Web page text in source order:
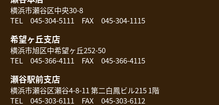
横浜市瀬谷区中央30-8
TEL 045-304-5111 FAX 045-304-1115
希望ヶ丘支店
横浜市旭区中希望ヶ丘252-50
TEL 045-366-4111 FAX 045-366-4115
瀬谷駅前支店
横浜市瀬谷区瀬谷4-8-11 第二白鳳ビル215 1階
TEL 045-303-6111 FAX 045-303-6112